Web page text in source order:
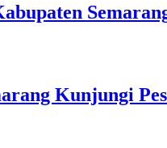
Kunjungi